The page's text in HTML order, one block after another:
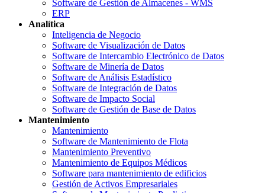
Software de Gestión de Almacenes - WMS
ERP
Analítica
Inteligencia de Negocio
Software de Visualización de Datos
Software de Intercambio Electrónico de Datos
Software de Minería de Datos
Software de Análisis Estadístico
Software de Integración de Datos
Software de Impacto Social
Software de Gestión de Base de Datos
Mantenimiento
Mantenimiento
Software de Mantenimiento de Flota
Mantenimiento Preventivo
Mantenimiento de Equipos Médicos
Software para mantenimiento de edificios
Gestión de Activos Empresariales